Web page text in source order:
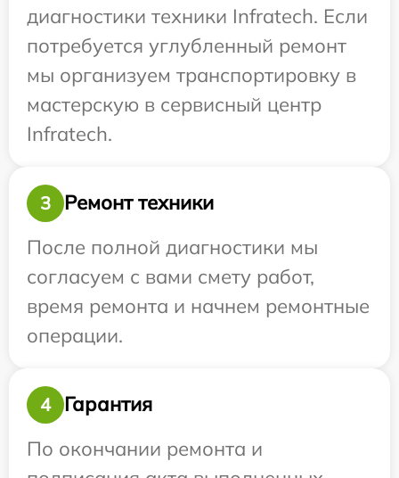
диагностики техники Infratech. Если
потребуется углубленный ремонт
мы организуем транспортировку в
мастерскую в сервисный центр
Infratech.
3
Ремонт техники
После полной диагностики мы
согласуем с вами смету работ,
время ремонта и начнем ремонтные
операции.
4
Гарантия
По окончании ремонта и